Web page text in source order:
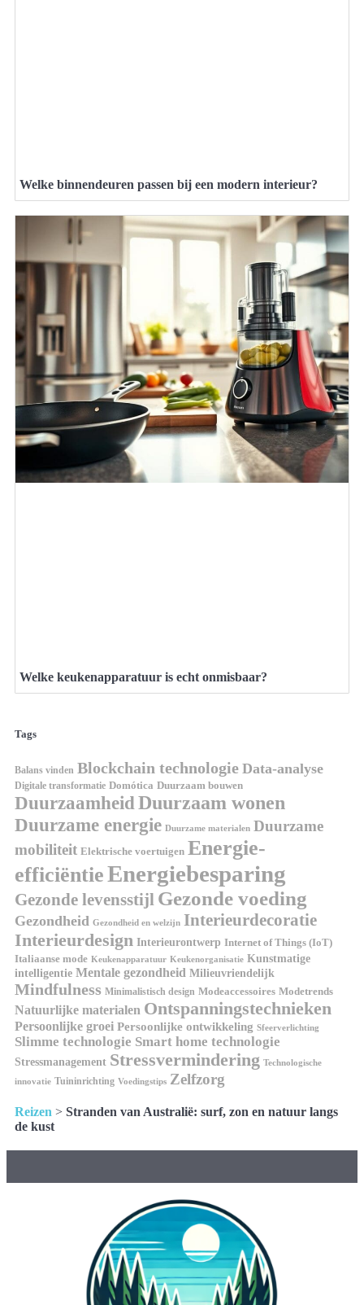
Welke binnendeuren passen bij een modern interieur?
Welke keukenapparatuur is echt onmisbaar?
Tags
Balans vinden Blockchain technologie Data-analyse
Digitale transformatie Domótica Duurzaam bouwen
Duurzaamheid Duurzaam wonen
Duurzame energie Duurzame materialen Duurzame
mobiliteit Elektrische voertuigen Energie-
efficiëntieEnergiebesparing
Gezonde levensstijl Gezonde voeding
Gezondheid Gezondheid en welzijn Interieurdecoratie
Interieurdesign Interieurontwerp Internet of Things (IoT)
Italiaanse mode Keukenapparatuur Keukenorganisatie Kunstmatige
intelligentie Mentale gezondheid Milieuvriendelijk
Mindfulness Minimalistisch design Modeaccessoires Modetrends
Natuurlijke materialen Ontspanningstechnieken
Persoonlijke groei Persoonlijke ontwikkeling Sfeerverlichting
Slimme technologie Smart home technologie
Stressmanagement Stressvermindering Technologische
innovatie Tuininrichting Voedingstips Zelfzorg
Reizen > Stranden van Australië: surf, zon en natuur langs
de kust